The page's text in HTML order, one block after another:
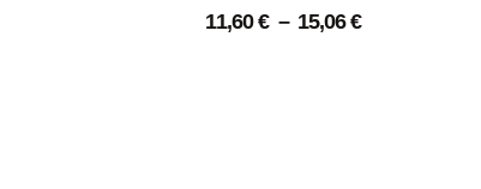
11,60€ – 15,06€